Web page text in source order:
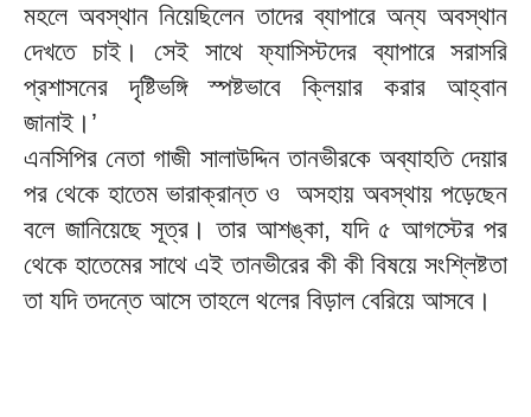
মহলে অবস্থান নিয়েছিলেন তাদের ব্যাপারে অন্য অবস্থান
দেখতে চাই। সেই সাথে ফ্যাসিস্টদের ব্যাপারে সরাসরি
প্রশাসনের দৃষ্টিভঙ্গি স্পষ্টভাবে ক্লিয়ার করার আহ্বান
জানাই।’
এনসিপির নেতা গাজী সালাউদ্দিন তানভীরকে অব্যাহতি দেয়ার
পর থেকে হাতেম ভারাক্রান্ত ও অসহায় অবস্থায় পড়েছেন
বলে জানিয়েছে সূত্র। তার আশঙ্কা, যদি ৫ আগস্টের পর
থেকে হাতেমের সাথে এই তানভীরের কী কী বিষয়ে সংশ্লিষ্টতা
তা যদি তদন্তে আসে তাহলে থলের বিড়াল বেরিয়ে আসবে।